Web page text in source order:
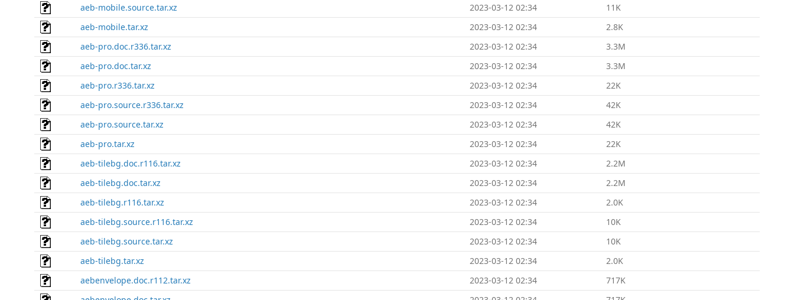
aeb-mobile.source.tar.xz
2023-03-12 02:34
11K
aeb-mobile.tar.xz
2023-03-12 02:34
2.8K
aeb-pro.doc.r336.tar.xz
2023-03-12 02:34
3.3M
aeb-pro.doc.tar.xz
2023-03-12 02:34
3.3M
aeb-pro.r336.tar.xz
2023-03-12 02:34
22K
aeb-pro.source.r336.tar.xz
2023-03-12 02:34
42K
aeb-pro.source.tar.xz
2023-03-12 02:34
42K
aeb-pro.tar.xz
2023-03-12 02:34
22K
aeb-tilebg.doc.r116.tar.xz
2023-03-12 02:34
2.2M
aeb-tilebg.doc.tar.xz
2023-03-12 02:34
2.2M
aeb-tilebg.r116.tar.xz
2023-03-12 02:34
2.0K
aeb-tilebg.source.r116.tar.xz
2023-03-12 02:34
10K
aeb-tilebg.source.tar.xz
2023-03-12 02:34
10K
aeb-tilebg.tar.xz
2023-03-12 02:34
2.0K
aebenvelope.doc.r112.tar.xz
2023-03-12 02:34
717K